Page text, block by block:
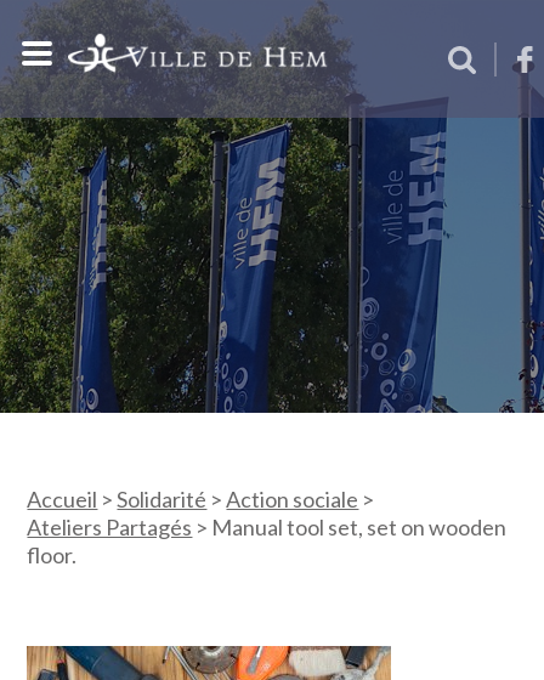
Accueil >Solidarité >Action sociale >
Ateliers Partagés > Manual tool set, set on wooden
floor.